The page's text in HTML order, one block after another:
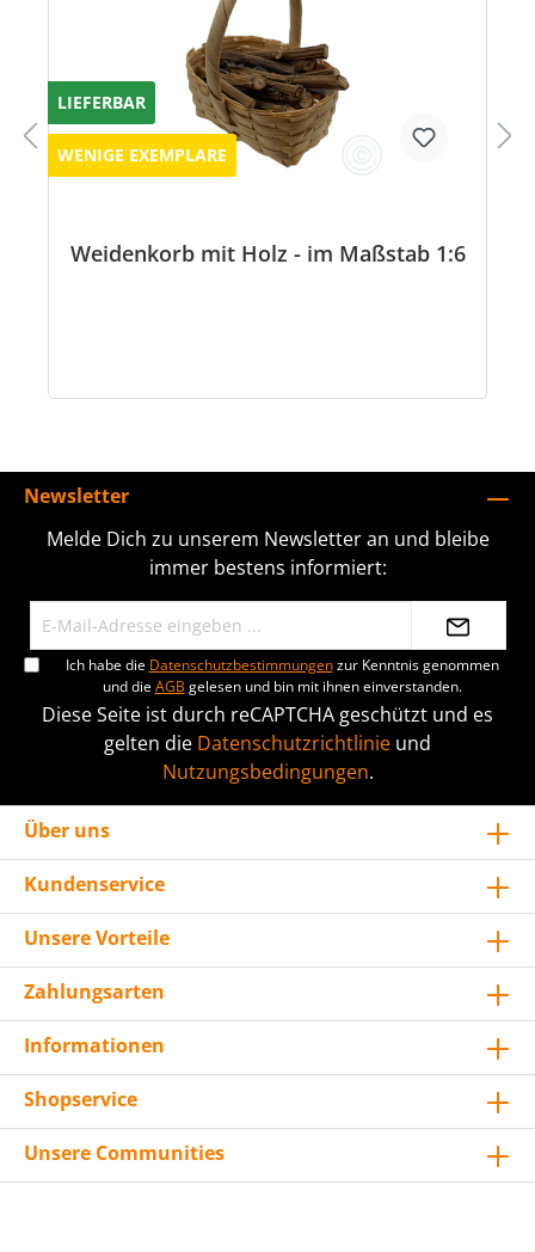
LIEFERBAR
WENIGE EXEMPLARE
Weidenkorb mit Holz - im Maßstab 1:6
Newsletter
Melde Dich zu unserem Newsletter an und bleibe
immer bestens informiert:
Ich habe die Datenschutzbestimmungenzur Kenntnis genommen
und dieAGB gelesen und bin mit ihnen einverstanden.
Diese Seite ist durch reCAPTCHA geschützt und es
gelten die Datenschutzrichtlinie und
Nutzungsbedingungen.
Über uns
Kundenservice
Unsere Vorteile
Zahlungsarten
Informationen
Shopservice
Unsere Communities